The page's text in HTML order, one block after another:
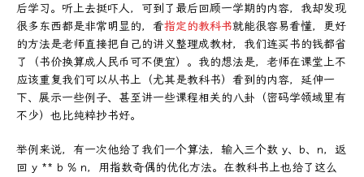
后学习。听上去挺吓人，可到了最后回顾一学期的内容，我却发现
很多东西都是非常明显的，看指定的教科书就能很容易看懂，更好
的方法是老师直接把自己的讲义整理成教材，我们连买书的钱都省
了（书价换算成人民币可不便宜）。我的想法是，老师在课堂上不
应该重复我们可以从书上（尤其是教科书）看到的内容，延伸一
下、展示一些例子、甚至讲一些课程相关的八卦（密码学领域里有
不少）也比纯粹抄书好。
举例来说，有一次他给了我们一个算法，输入三个数 y、b、n，返
回 y ** b % n，用指数奇偶的优化方法。在教科书上也给了这么